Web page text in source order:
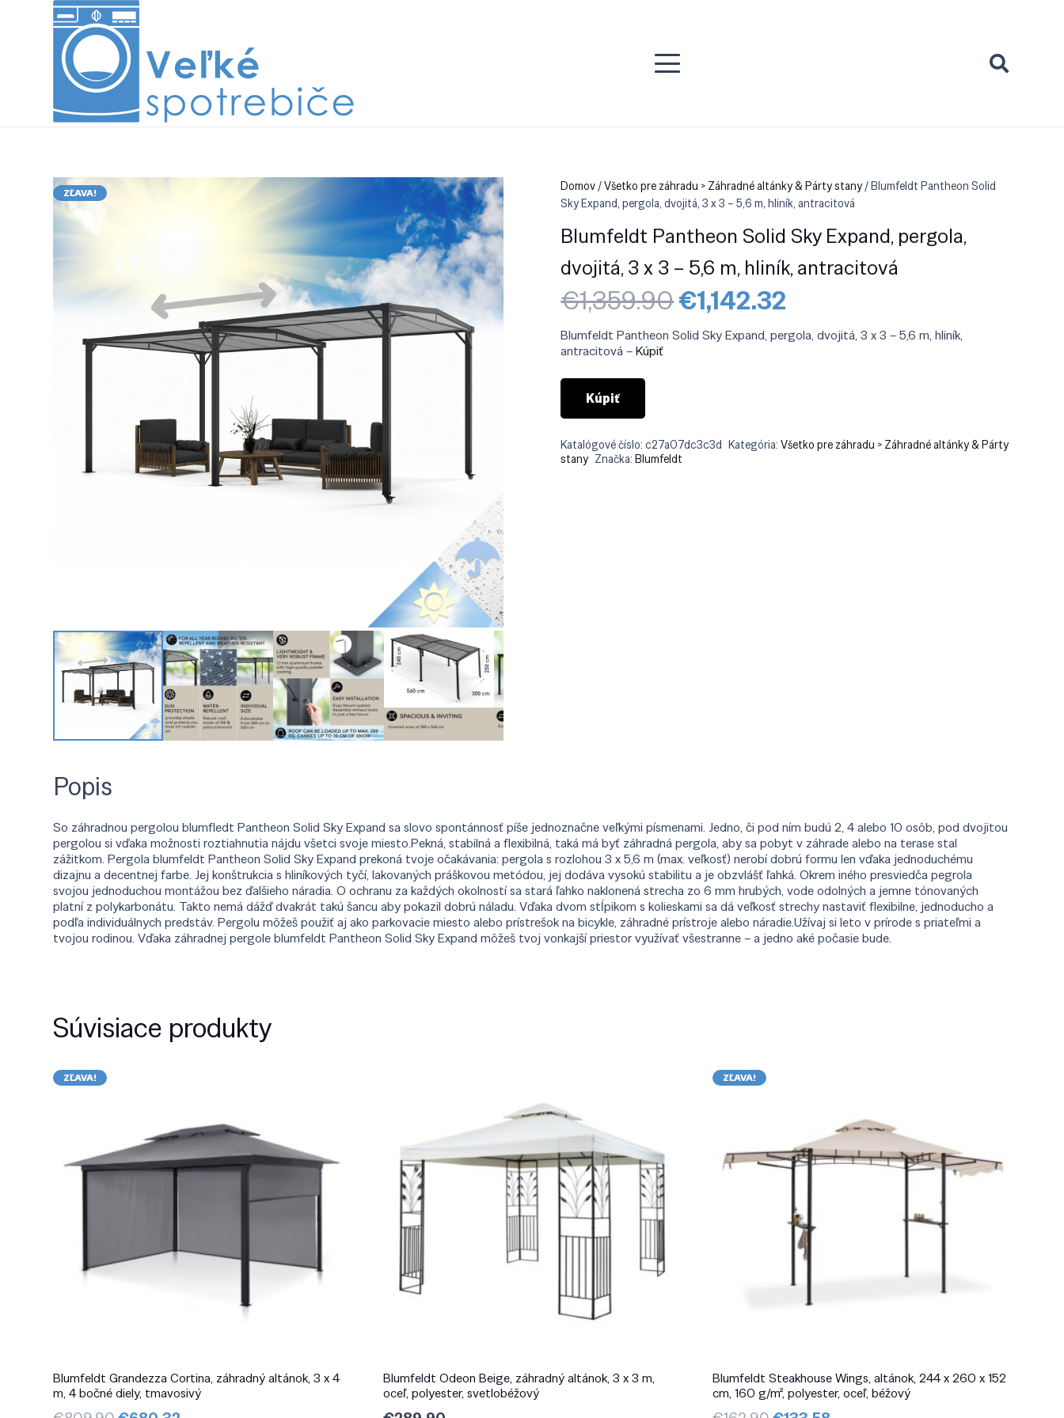
ZĽAVA! Domov/Všetko pre záhradu > Záhradné altánky & Párty stany/ Blumfeldt Pantheon Solid
Sky Expand, pergola, dvojitá, 3 x 3 – 5,6 m, hliník, antracitová
Blumfeldt Pantheon Solid Sky Expand, pergola,
dvojitá, 3 x 3 – 5,6 m, hliník, antracitová
€1,359.90Pôvodná
cena
bola:
€1,359.90.
€1,142.32
je:
€1,142.32.
Blumfeldt Pantheon Solid Sky Expand, pergola, dvojitá, 3 x 3 – 5,6 m, hliník,
antracitová –Kúpiť
Kúpiť
Katalógové číslo:c27a07dc3c3d Kategória:Všetko pre záhradu > Záhradné altánky & Párty
stany Značka:Blumfeldt
Popis
So záhradnou pergolou blumfledt Pantheon Solid Sky Expand sa slovo spontánnosť píše jednoznačne veľkými písmenami. Jedno, či pod ním budú 2, 4 alebo 10 osôb, pod dvojitou
pergolou si vďaka možnosti roztiahnutia nájdu všetci svoje miesto.Pekná, stabilná a flexibilná, taká má byť záhradná pergola, aby sa pobyt v záhrade alebo na terase stal
zážitkom. Pergola blumfeldt Pantheon Solid Sky Expand prekoná tvoje očakávania: pergola s rozlohou 3 x 5,6 m (max. veľkosť) nerobí dobrú formu len vďaka jednoduchému
dizajnu a decentnej farbe. Jej konštrukcia s hliníkových tyčí, lakovaných práškovou metódou, jej dodáva vysokú stabilitu a je obzvlášť ľahká. Okrem iného presviedča pegrola
svojou jednoduchou montážou bez ďalšieho náradia. O ochranu za každých okolností sa stará ľahko naklonená strecha zo 6 mm hrubých, vode odolných a jemne tónovaných
platní z polykarbonátu. Takto nemá dážď dvakrát takú šancu aby pokazil dobrú náladu. Vďaka dvom stĺpikom s kolieskami sa dá veľkosť strechy nastaviť flexibilne, jednoducho a
podľa individuálnych predstáv. Pergolu môžeš použiť aj ako parkovacie miesto alebo prístrešok na bicykle, záhradné prístroje alebo náradie.Užívaj si leto v prírode s priateľmi a
tvojou rodinou. Vďaka záhradnej pergole blumfeldt Pantheon Solid Sky Expand môžeš tvoj vonkajší priestor využívať všestranne – a jedno aké počasie bude.
Súvisiace produkty
ZĽAVA!
Blumfeldt Grandezza Cortina, záhradný altánok, 3 x 4
m, 4 bočné diely, tmavosivý
Blumfeldt Odeon Beige, záhradný altánok, 3 x 3 m,
oceľ, polyester, svetlobéžový
ZĽAVA!
Blumfeldt Steakhouse Wings, altánok, 244 x 260 x 152
cm, 160 g/m², polyester, oceľ, béžový